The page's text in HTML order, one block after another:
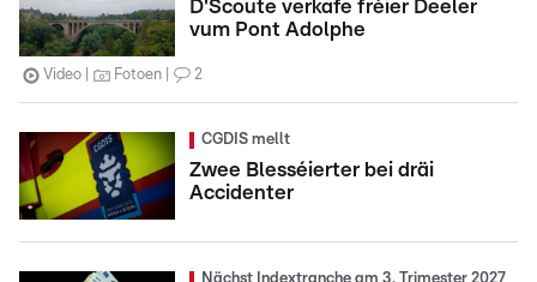
D'Scoute verkafe fréier Deeler
vum Pont Adolphe
Video Fotoen 2
CGDIS mellt
Zwee Blesséierter bei dräi
Accidenter
Nächst Indextranche am 3. Trimester 2027